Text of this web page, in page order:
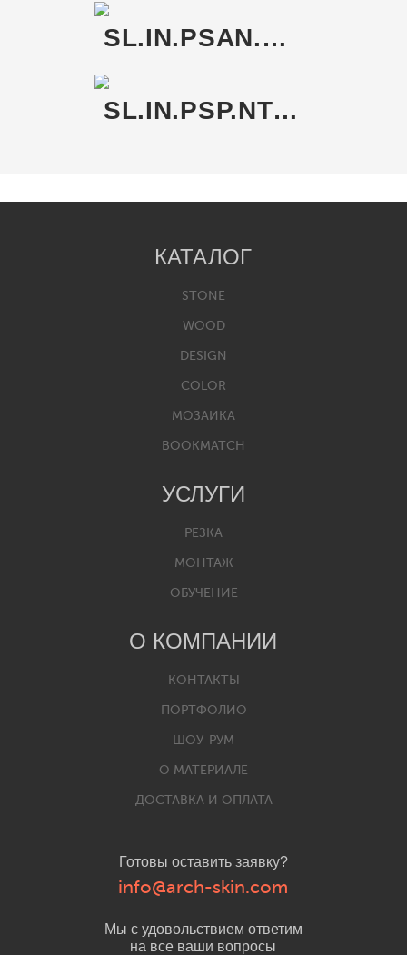
SL.IN.PSAN.NT RU
SL.IN.PSP.NT RU
Готовы оставить заявку?
info@arch-skin.com
Мы с удовольствием ответим
на все ваши вопросы
КАТАЛОГ
STONE
WOOD
DESIGN
COLOR
МОЗАИКА
BOOKMATCH
УСЛУГИ
РЕЗКА
МОНТАЖ
ОБУЧЕНИЕ
О КОМПАНИИ
КОНТАКТЫ
ПОРТФОЛИО
ШОУ-РУМ
О МАТЕРИАЛЕ
ДОСТАВКА И ОПЛАТА